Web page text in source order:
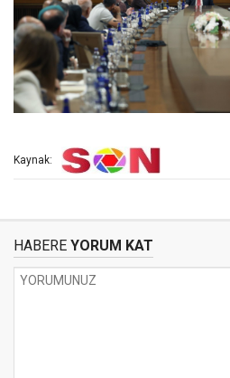
Kaynak:
HABERE YORUM KAT